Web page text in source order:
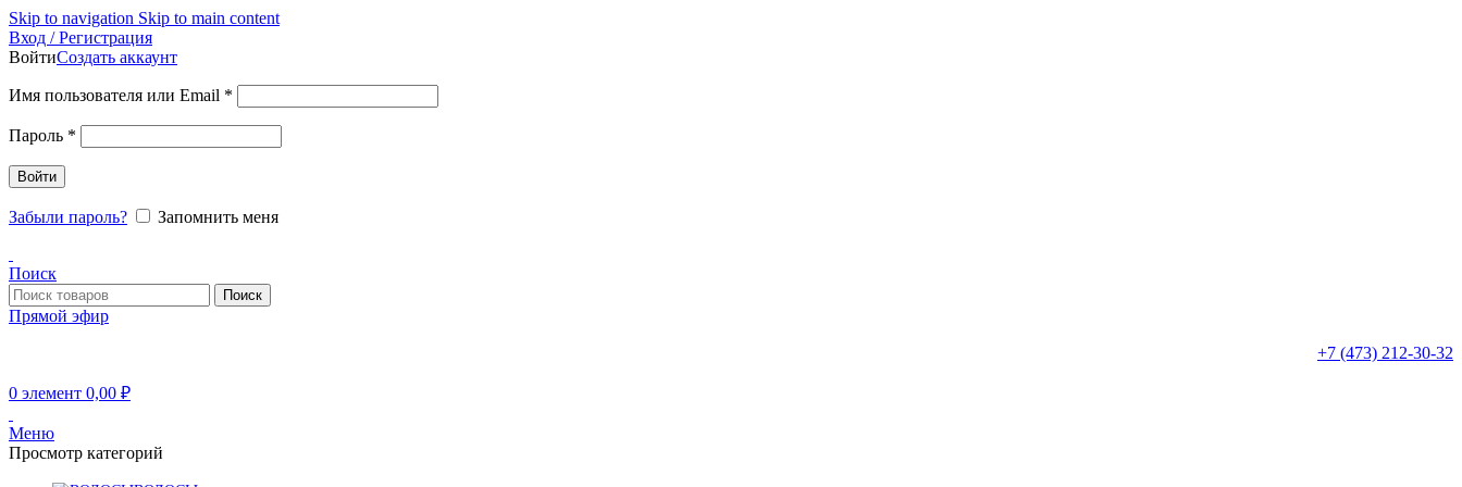
Skip to navigation Skip to main content
Вход / Регистрация
ВойтиСоздать аккаунт
Имя пользователя или Email *
Пароль *
Войти
Забыли пароль? Запомнить меня
Поиск
Поиск
Прямой эфир
+7 (473) 212-30-32
0 элемент 0,00 ₽
Меню
Просмотр категорий